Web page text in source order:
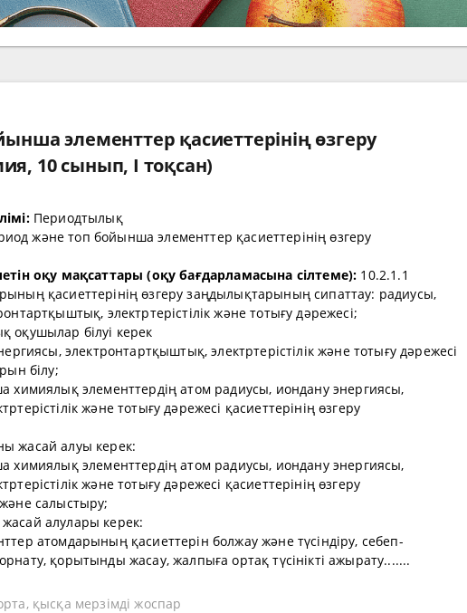
элементтер қасиеттерінің өзгеру
10 сынып, I тоқсан)
Периодтылық
және топ бойынша элементтер қасиеттерінің өзгеру
оқу мақсаттары (оқу бағдарламасына сілтеме): 10.2.1.1
қасиеттерінің өзгеру заңдылықтарының сипаттау: радиусы,
электртерістілік және тотығу дәрежесі;
оқушылар білуі керек
электронтартқыштық, электртерістілік және тотығу дәрежесі
білу;
элементтердің атом радиусы, иондану энергиясы,
және тотығу дәрежесі қасиеттерінің өзгеру
жасай алуы керек:
элементтердің атом радиусы, иондану энергиясы,
және тотығу дәрежесі қасиеттерінің өзгеру
салыстыру;
алулары керек:
атомдарының қасиеттерін болжау және түсіндіру, себеп-
қорытынды жасау, жалпыға ортақ түсінікті ажырату.......
қысқа мерзімді жоспар